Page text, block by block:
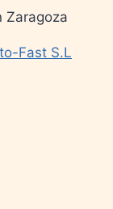
Zaragoza
Fast S.L